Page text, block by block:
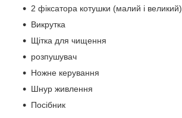
2 фіксатора котушки (малий і великий)
Викрутка
Щітка для чищення
розпушувач
Ножне керування
Шнур живлення
Посібник